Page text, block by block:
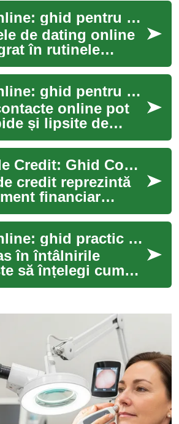
Dating online: ghid pentru comunicare și compatibilitate
de dating online
în rutinele
oferind
de a cunoaște
Dating online: ghid pentru comunicare și compatibilitate
online pot
și lipsite de
pot deveni
relații durabile
Carduri de Credit: Ghid Complet pentru Gestionarea Finanțelor Personale
credit reprezintă
financiar
lumea modernă,
și
î...
Dating online: ghid practic pentru comunicare și compatibilitate
în întâlnirile
să înțelegi cum
mediul digital și
poți avea.